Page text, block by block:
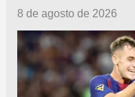
8 de agosto de 2026